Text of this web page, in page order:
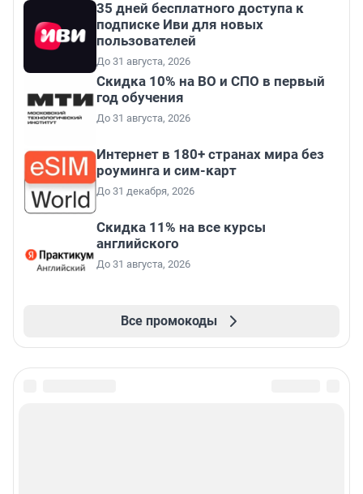
35 дней бесплатного доступа к
подписке Иви для новых
пользователей
До 31 августа, 2026
Скидка 10% на ВО и СПО в первый
год обучения
До 31 августа, 2026
Интернет в 180+ странах мира без
роуминга и сим-карт
До 31 декабря, 2026
Скидка 11% на все курсы
английского
До 31 августа, 2026
Все промокоды